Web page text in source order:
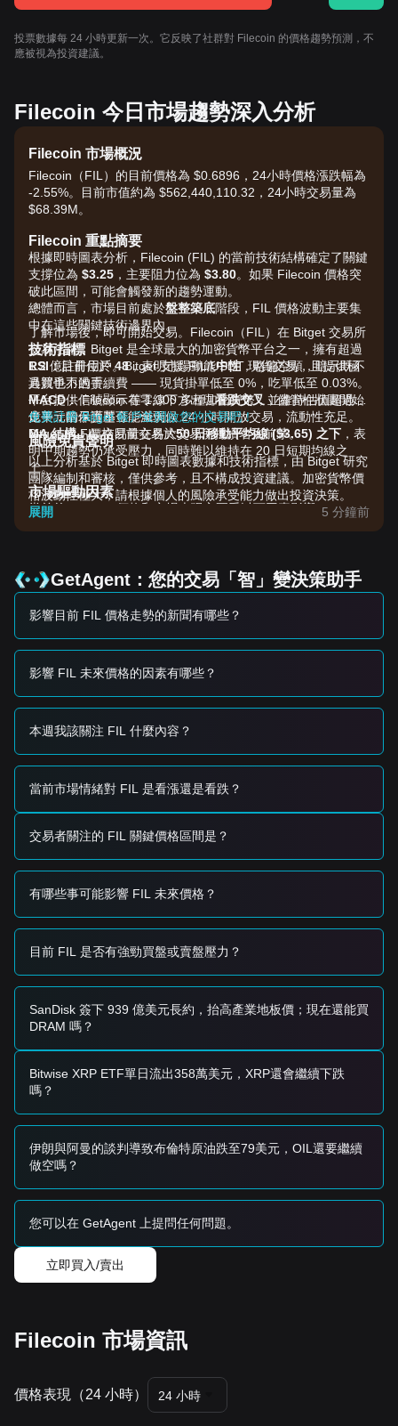
投票數據每 24 小時更新一次。它反映了社群對 Filecoin 的價格趨勢預測，不
應被視為投資建議。
Filecoin 今日市場趨勢深入分析
Filecoin 市場概況
Filecoin（FIL）的目前價格為 $0.6896，24小時價格漲跌幅為
-2.55%。目前市值約為 $562,440,110.32，24小時交易量為
$68.39M。
Filecoin 重點摘要
根據即時圖表分析，Filecoin (FIL) 的當前技術結構確定了關鍵
支撐位為 $3.25 ，主要阻力位為 $3.80。如果 Filecoin 價格突
破此區間，可能會觸發新的趨勢運動。
總體而言，市場目前處於盤整築底階段，FIL 價格波動主要集
中在這些關鍵技術邊界內。
技術指標
RSI：目前位於48，表明市場動能中性，略偏空頭，暗示既不
過買也不過賣。
MACD：信號顯示在零線下方出現看跌交叉 ，儘管柱狀圖開始
走平，暗示賣壓可能減弱。
MA 結構：價格目前交易於50 日移動平均線 ($3.65) 之下 ，表
明中期趨勢仍承受壓力，同時難以維持在 20 日短期均線之
上。
市場驅動因素
當前的 Filecoin 價格和市場表現主要受以下因素影響：
塊的廣泛市場趨勢，這通常決定了 FIL 的相對強度。
•宏觀流動性：山寨幣市場中的整體資金流向以及與主要加密
資產的相關性對風險偏好的影響。
潛在買入區間
• 如果 Filecoin 價格接近$3.20 - $3.25
• 如果 Filecoin 價格成功突破$3.80且交易量顯著增加，則可
風險情景
• 如果 Filecoin 價格跌破$3.15水平，市場可能進入更深度的
調整階段，甚至測試歷史低點。
買入策略
保守型投資者
• 等待 Filecoin 價格回調至
批建倉。
• 或者，等待確認突破並在$3.80阻力位上方收出每日K線後再
趨勢投資者
勢。下一個目標價約為$4.50。
長期投資者
• 只要市場保持在 $3.10宏觀支撐位之上，長期展望對於逐步
積累仍具建設性。
趨勢總結
市場洞察
從短期來看，Filecoin 過去 7 天呈現
場情緒普遍中性偏謹慎，因為交易員正在等待明確的催化劑。
市場展望
如果 Filecoin 價格突破
各分析師的共識是，雖然 Filecoin 在短期內可能會經歷持續的
波動或整理，但只要守住關鍵的
持中性穩定。
了解市場後，即可開始交易。Filecoin（FIL）在 Bitget 交易所
交易活躍，Bitget 是全球最大的加密貨幣平台之一，擁有超過
1.2 億註冊用戶。Bitget 支援 FIL/USDT 現貨交易，且提供極
具競爭力的手續費 —— 現貨掛單低至 0%，吃單低至 0.03%。
平台提供 Filecoin 等 1,300 多種加密貨幣，並維持估值超過 3
億美元的保護基金，全天候 24 小時開放交易，流動性充足。
Bitget 的 FIL 交易量在各大交易所持續名列前茅。
免費註冊 Bitget 帳戶並開啟您的交易吧！
風險免責聲明
以上分析基於 Bitget 即時圖表數據和技術指標，由 Bitget 研究
團隊編制和審核，僅供參考，且不構成投資建議。加密貨幣價
格波動性極大，請根據個人的風險承受能力做出投資決策。
展開
5 分鐘前
GetAgent：您的交易「智」變決策助手
影響目前 FIL 價格走勢的新聞有哪些？
影響 FIL 未來價格的因素有哪些？
本週我該關注 FIL 什麼內容？
當前市場情緒對 FIL 是看漲還是看跌？
交易者關注的 FIL 關鍵價格區間是？
有哪些事可能影響 FIL 未來價格？
目前 FIL 是否有強勁買盤或賣盤壓力？
SanDisk 簽下 939 億美元長約，抬高產業地板價；現在還能買
DRAM 嗎？
Bitwise XRP ETF單日流出358萬美元，XRP還會繼續下跌
嗎？
伊朗與阿曼的談判導致布倫特原油跌至79美元，OIL還要繼續
做空嗎？
您可以在 GetAgent 上提問任何問題。
立即買入/賣出
Filecoin 市場資訊
價格表現（24 小時） 24 小時